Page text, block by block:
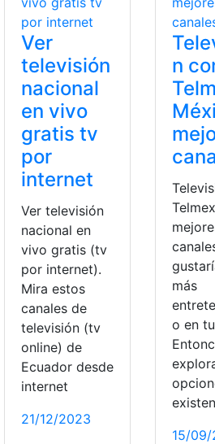
programación, smart tv televisión,
Ver
televisión
nacional
en vivo
gratis tv
por
internet
Ver televisión
nacional en
vivo gratis (tv
por internet).
Mira estos
canales de
televisión (tv
online) de
Ecuador desde
internet
21/12/2023
n
más
o en
existen
15/